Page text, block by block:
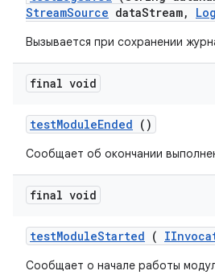
StreamSource dataStream, Log
Вызывается при сохранении
final void
testModuleEnded ()
Сообщает об окончании
final void
testModuleStarted (
Сообщает о начале работы